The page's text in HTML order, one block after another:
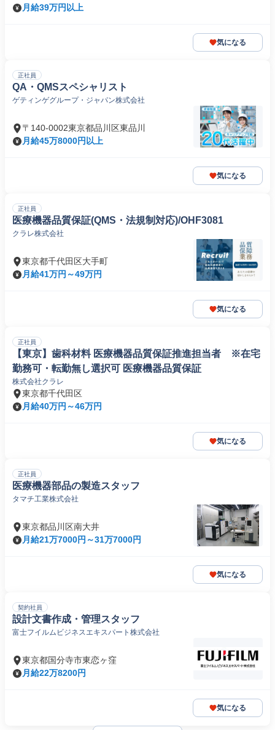
月給39万円以上
気になる
正社員
QA・QMSスペシャリスト
ゲティンゲグループ・ジャパン株式会社
〒140-0002東京都品川区東品川
月給45万8000円以上
気になる
正社員
医療機器品質保証(QMS・法規制対応)/OHF3081
クラレ株式会社
東京都千代田区大手町
月給41万円～49万円
気になる
正社員
【東京】歯科材料 医療機器品質保証推進担当者 ※在宅
勤務可・転勤無し選択可 医療機器品質保証
株式会社クラレ
東京都千代田区
月給40万円～46万円
気になる
正社員
医療機器部品の製造スタッフ
タマチ工業株式会社
東京都品川区南大井
月給21万7000円～31万7000円
気になる
契約社員
設計文書作成・管理スタッフ
富士フイルムビジネスエキスパート株式会社
東京都国分寺市東恋ヶ窪
月給22万8200円
気になる